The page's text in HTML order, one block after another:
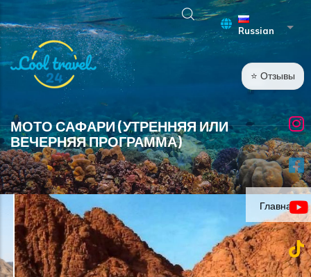
Перейти к основному содержанию
Russian
⭐ Отзывы
МОТО САФАРИ (УТРЕННЯЯ ИЛИ
ВЕЧЕРНЯЯ ПРОГРАММА)
Главная